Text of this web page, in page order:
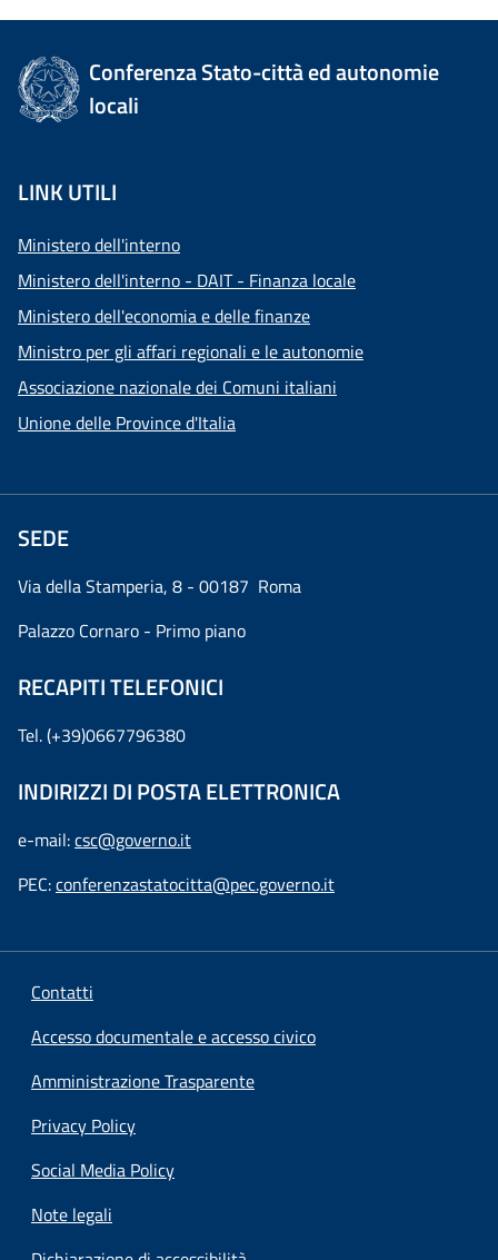
Conferenza Stato-città ed autonomie
locali
LINK UTILI
Ministero dell'interno
Ministero dell'interno - DAIT - Finanza locale
Ministero dell'economia e delle finanze
Ministro per gli affari regionali e le autonomie
Associazione nazionale dei Comuni italiani
Unione delle Province d'Italia
SEDE
Via della Stamperia, 8 - 00187 Roma
Palazzo Cornaro - Primo piano
RECAPITI TELEFONICI
Tel. (+39)0667796380
INDIRIZZI DI POSTA ELETTRONICA
e-mail:csc@governo.it
PEC:conferenzastatocitta@pec.governo.it
Contatti
Accesso documentale e accesso civico
Amministrazione Trasparente
Privacy Policy
Social Media Policy
Note legali